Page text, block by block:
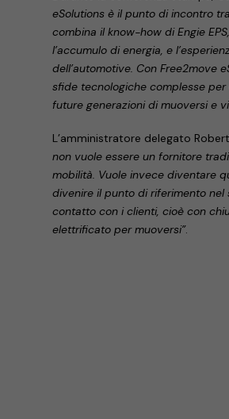
eSolutions è il punto di incontro
combina il know-how di Engie
l’accumulo di energia, e
dell’automotive. Con Free2move
sfide tecnologiche complesse
future generazioni di muoversi e
L’amministratore delegato
non vuole essere un fornitore
mobilità. Vuole invece diventare
divenire il punto di riferimento
contatto con i clienti, cioè con
elettrificato per muoversi”.